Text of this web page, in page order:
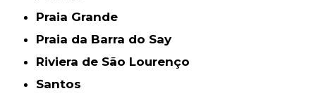
Praia Grande
Praia da Barra do Say
Riviera de São Lourenço
Santos